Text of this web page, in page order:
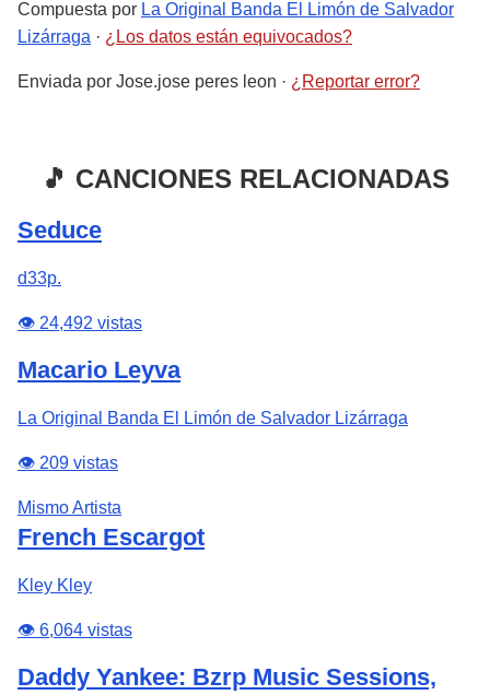
Compuesta por La Original Banda El Limón de Salvador
Lizárraga · ¿Los datos están equivocados?
Enviada por Jose.jose peres leon · ¿Reportar error?
🎵 CANCIONES RELACIONADAS
Seduce
d33p.
👁️ 24,492 vistas
Macario Leyva
La Original Banda El Limón de Salvador Lizárraga
👁️ 209 vistas
Mismo Artista
French Escargot
Kley Kley
👁️ 6,064 vistas
Daddy Yankee: Bzrp Music Sessions,